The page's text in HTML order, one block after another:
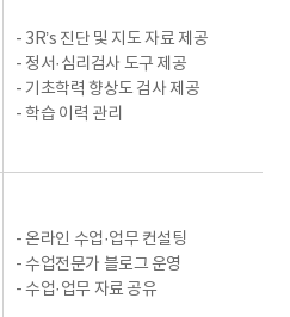
- 3R’s 진단 및 지도 자료 제공
- 정서·심리검사 도구 제공
- 기초학력 향상도 검사 제공
- 학습 이력 관리
- 온라인 수업·업무 컨설팅
- 수업전문가 블로그 운영
- 수업·업무 자료 공유